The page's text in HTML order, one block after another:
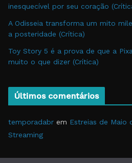
inesquecível por seu coração
A Odisseia transforma um mito
a posteridade (Crítica)
Toy Story 5 é a prova de que a
muito o que dizer (Crítica)
Últimos comentários
temporadabr em Estreias de Maio
Streaming